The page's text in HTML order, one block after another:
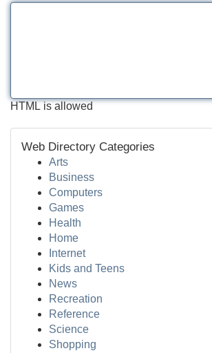
HTML is allowed
Web Directory Categories
Arts
Business
Computers
Games
Health
Home
Internet
Kids and Teens
News
Recreation
Reference
Science
Shopping